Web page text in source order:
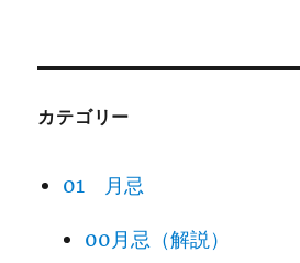
カテゴリー
01 月忌
00月忌（解説）